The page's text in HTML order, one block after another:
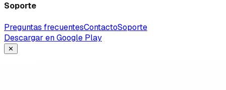
Soporte
Preguntas frecuentesContactoSoporte
Descargar en Google Play
✕